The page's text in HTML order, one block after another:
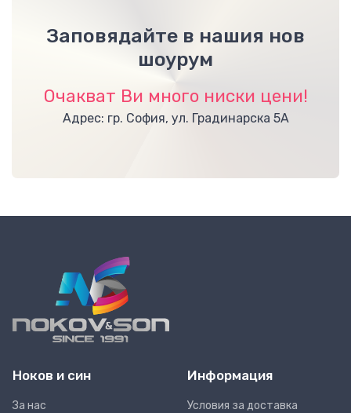
Заповядайте в нашия нов
шоурум
Очакват Ви много ниски цени!
Адрес: гр. София, ул. Градинарска 5А
Ноков и син
За нас
Информация
Условия за доставка